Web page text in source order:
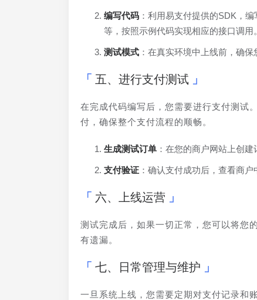
编写代码 ：利用易支付提供的SDK，
等，按照示例代码实现相应的接口调用。
测试模式 ：在真实环境中上线前，确
五、进行支付测试
在完成代码编写后，您需要进行支付测试
付，确保整个支付流程的顺畅。
生成测试订单 ：在您的商户网站上创建
支付验证 ：确认支付成功后，查看商
六、上线运营
测试完成后，如果一切正常，您可以将您
有遗漏。
七、日常管理与维护
一旦系统上线，您需要定期对支付记录和